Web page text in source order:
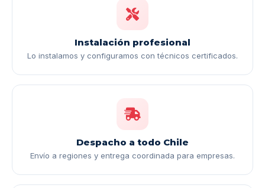
Instalación profesional
Lo instalamos y configuramos con técnicos certificados.
Despacho a todo Chile
Envío a regiones y entrega coordinada para empresas.